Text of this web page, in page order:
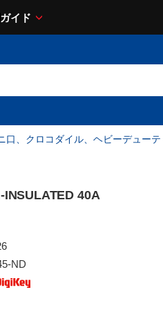
イド
口、クロコダイル、ヘビーデューテ
INSULATED 40A
ND